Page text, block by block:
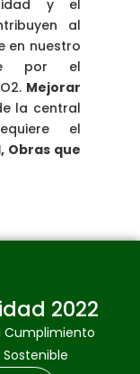
y el
al
en nuestro
por el
Mejorar
la central
el
Obras que
2022
Cumplimiento